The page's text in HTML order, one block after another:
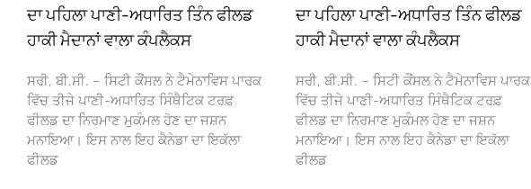
ਦਾ ਪਹਿਲਾ ਪਾਣੀ-ਅਧਾਰਿਤ ਤਿੰਨ ਫੀਲਡ
ਹਾਕੀ ਮੈਦਾਨਾਂ ਵਾਲਾ ਕੰਪਲੈਕਸ
ਸਰੀ, ਬੀ.ਸੀ. – ਸਿਟੀ ਕੌਂਸਲ ਨੇ ਟੈਮੇਨਾਵਿਸ ਪਾਰਕ
ਵਿੱਚ ਤੀਜੇ ਪਾਣੀ-ਅਧਾਰਿਤ ਸਿੰਥੈਟਿਕ ਟਰਫ਼
ਫੀਲਡ ਦਾ ਨਿਰਮਾਣ ਮੁਕੰਮਲ ਹੋਣ ਦਾ ਜਸ਼ਨ
ਮਨਾਇਆ। ਇਸ ਨਾਲ ਇਹ ਕੈਨੇਡਾ ਦਾ ਇਕੱਲਾ
ਫੀਲਡ
ਦਾ ਪਹਿਲਾ ਪਾਣੀ-ਅਧਾਰਿਤ ਤਿੰਨ ਫੀਲਡ
ਹਾਕੀ ਮੈਦਾਨਾਂ ਵਾਲਾ ਕੰਪਲੈਕਸ
ਸਰੀ, ਬੀ.ਸੀ. – ਸਿਟੀ ਕੌਂਸਲ ਨੇ ਟੈਮੇਨਾਵਿਸ ਪਾਰਕ
ਵਿੱਚ ਤੀਜੇ ਪਾਣੀ-ਅਧਾਰਿਤ ਸਿੰਥੈਟਿਕ ਟਰਫ਼
ਫੀਲਡ ਦਾ ਨਿਰਮਾਣ ਮੁਕੰਮਲ ਹੋਣ ਦਾ ਜਸ਼ਨ
ਮਨਾਇਆ। ਇਸ ਨਾਲ ਇਹ ਕੈਨੇਡਾ ਦਾ ਇਕੱਲਾ
ਫੀਲਡ